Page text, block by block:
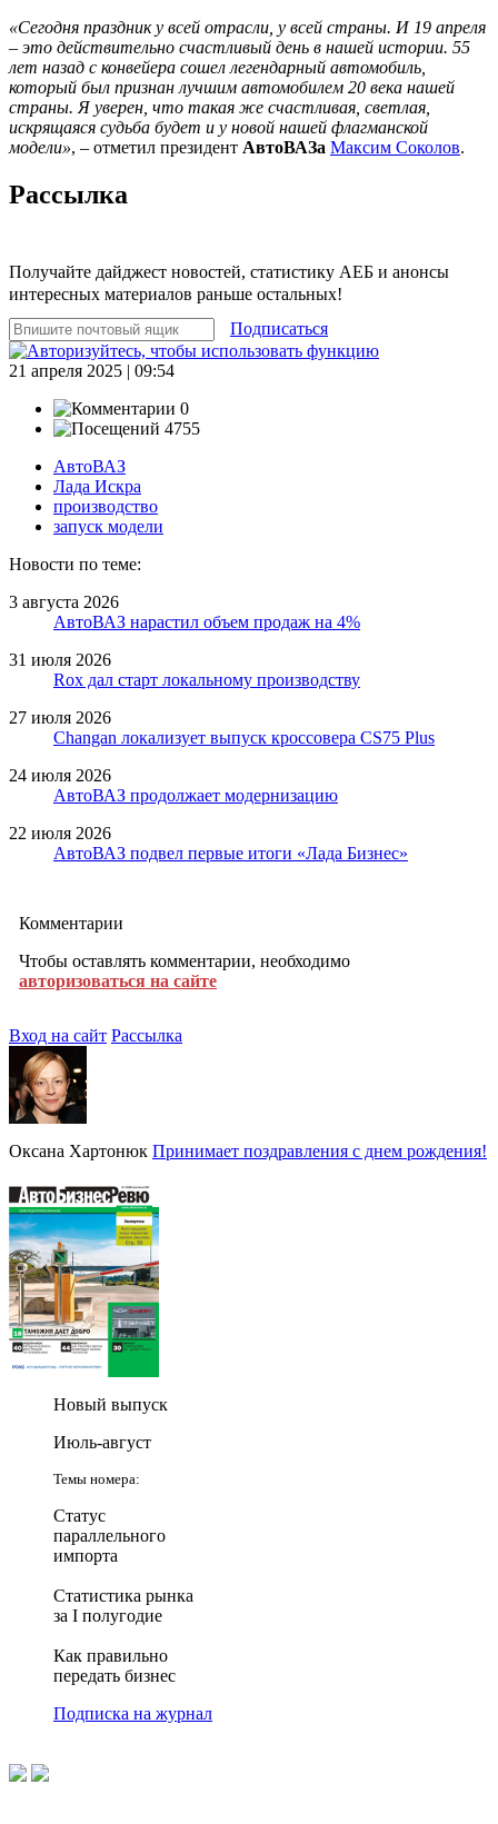
«Сегодня праздник у всей отрасли, у всей страны. И 19 апреля
– это действительно счастливый день в нашей истории. 55
лет назад с конвейера сошел легендарный автомобиль,
который был признан лучшим автомобилем 20 века нашей
страны. Я уверен, что такая же счастливая, светлая,
искрящаяся судьба будет и у новой нашей флагманской
модели», – отметил президент АвтоВАЗа Максим Соколов.
Рассылка
Получайте дайджест новостей, статистику АЕБ и анонсы
интересных материалов раньше остальных!
Подписаться
21 апреля 2025 | 09:54
0
4755
АвтоВАЗ
Лада Искра
производство
запуск модели
Новости по теме:
3 августа 2026
АвтоВАЗ нарастил объем продаж на 4%
31 июля 2026
Rox дал старт локальному производству
27 июля 2026
Changan локализует выпуск кроссовера CS75 Plus
24 июля 2026
АвтоВАЗ продолжает модернизацию
22 июля 2026
АвтоВАЗ подвел первые итоги «Лада Бизнес»
Комментарии
Чтобы оставлять комментарии, необходимо
авторизоваться на сайте
Вход на сайт Рассылка
Оксана Хартонюк Принимает поздравления с днем рождения!
Новый выпуск
Июль-август
Темы номера:
Статус
параллельного
импорта
Статистика рынка
за I полугодие
Как правильно
передать бизнес
Подписка на журнал